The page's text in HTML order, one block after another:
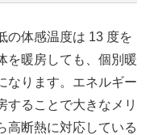
の体感温度は 13 度を
を暖房しても、個別暖
なります。エネルギー
することで大きなメリ
高断熱に対応している